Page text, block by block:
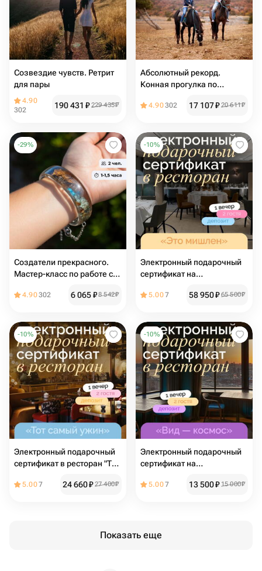
Созвездие чувств. Ретрит
для пары
4.90
302
190 431 ₽ 229 435₽
Абсолютный рекорд.
Конная прогулка по
4.90302 17 107₽ 20 611₽
-29%
Создатели прекрасного.
Мастер-класс по работе с
двоих
4.90302 6 065₽8 542₽
-10%
Электронный подарочный
сертификат на
двоих "Это Мишлен"
5.007 58 950₽ 65 500₽
-10%
Электронный подарочный
сертификат в ресторан "Тот
5.007 24 660₽ 27 400₽
-10%
Электронный подарочный
сертификат на
ресторане "Вид космос"
5.007 13 500₽ 15 000₽
Показать еще